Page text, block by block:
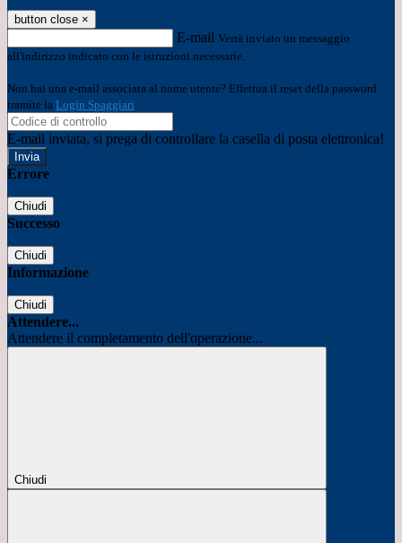
button close ×
E-mail Verrà inviato un messaggio
all'indirizzo indicato con le istruzioni necessarie.
Non hai una e-mail associata al nome utente? Effettua il reset della password
tramite la Login Spaggiari
E-mail inviata, si prega di controllare la casella di posta elettronica!
Errore
Chiudi
Successo
Chiudi
Informazione
Chiudi
Attendere...
Attendere il completamento dell'operazione...
Chiudi